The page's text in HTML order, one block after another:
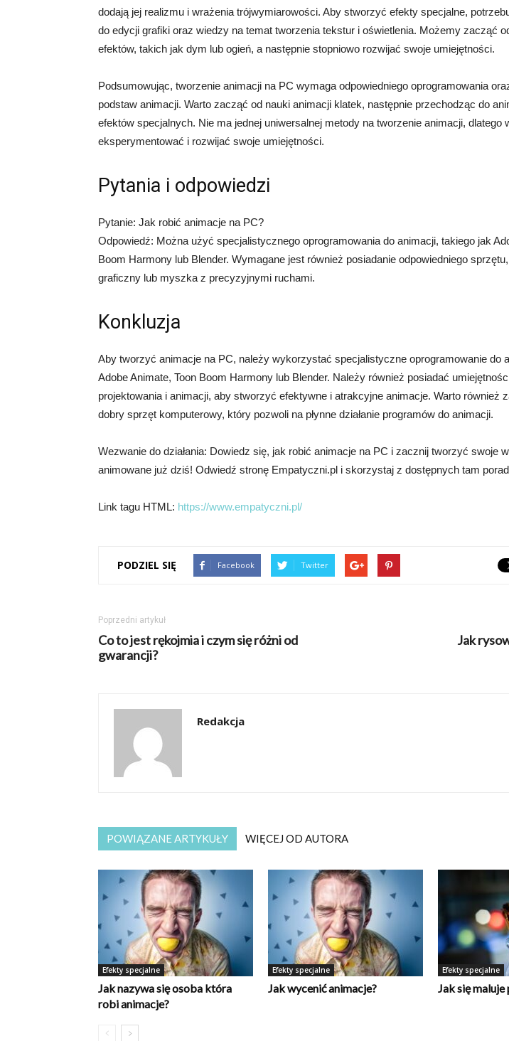
dodają jej realizmu i wrażenia trójwymiarowości. Aby stworzyć efekty specjalne,
do edycji grafiki oraz wiedzy na temat tworzenia tekstur i oświetlenia. Możemy zacząć
efektów, takich jak dym lub ogień, a następnie stopniowo rozwijać swoje umiejętności.
Podsumowując, tworzenie animacji na PC wymaga odpowiedniego oprogramowania
podstaw animacji. Warto zacząć od nauki animacji klatek, następnie przechodząc do
efektów specjalnych. Nie ma jednej uniwersalnej metody na tworzenie animacji, dlatego
eksperymentować i rozwijać swoje umiejętności.
Pytania i odpowiedzi
Pytanie: Jak robić animacje na PC?
Odpowiedź: Można użyć specjalistycznego oprogramowania do animacji, takiego jak
Boom Harmony lub Blender. Wymagane jest również posiadanie odpowiedniego
graficzny lub myszka z precyzyjnymi ruchami.
Konkluzja
Aby tworzyć animacje na PC, należy wykorzystać specjalistyczne oprogramowanie do
Adobe Animate, Toon Boom Harmony lub Blender. Należy również posiadać
projektowania i animacji, aby stworzyć efektywne i atrakcyjne animacje. Warto również
dobry sprzęt komputerowy, który pozwoli na płynne działanie programów do animacji.
Wezwanie do działania: Dowiedz się, jak robić animacje na PC i zacznij tworzyć swoje
animowane już dziś! Odwiedź stronę Empatyczni.pl i skorzystaj z dostępnych tam
Link tagu HTML: https://www.empatyczni.pl/
PODZIEL SIĘ Facebook Twitter
Poprzedni artykuł
Co to jest rękojmia i czym się różni od
gwarancji?
Jak
Redakcja
POWIĄZANE ARTYKUŁY WIĘCEJ OD AUTORA
Efekty specjalne
Jak nazywa się osoba która
robi animacje?
Efekty specjalne
Jak wycenić animacje?
Efekty specjalne
Jak się